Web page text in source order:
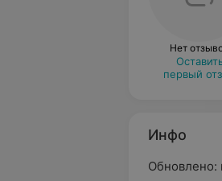
Нет
первый
Инфо
Обновлено: